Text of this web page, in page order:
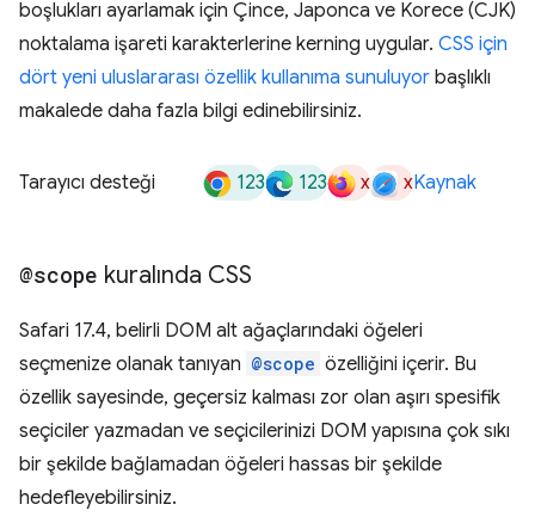
boşlukları ayarlamak için Çince, Japonca ve Korece (CJK)
noktalama işareti karakterlerine kerning uygular. CSS için
dört yeni uluslararası özellik kullanıma sunuluyor başlıklı
makalede daha fazla bilgi edinebilirsiniz.
Tarayıcı desteği 123 123 x xKaynak
@scope kuralında CSS
Safari 17.4, belirli DOM alt ağaçlarındaki öğeleri
seçmenize olanak tanıyan @scope özelliğini içerir. Bu
özellik sayesinde, geçersiz kalması zor olan aşırı spesifik
seçiciler yazmadan ve seçicilerinizi DOM yapısına çok sıkı
bir şekilde bağlamadan öğeleri hassas bir şekilde
hedefleyebilirsiniz.